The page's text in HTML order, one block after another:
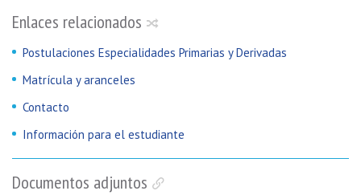
Enlaces relacionados
Postulaciones Especialidades Primarias y Derivadas
Matrícula y aranceles
Contacto
Información para el estudiante
Documentos adjuntos